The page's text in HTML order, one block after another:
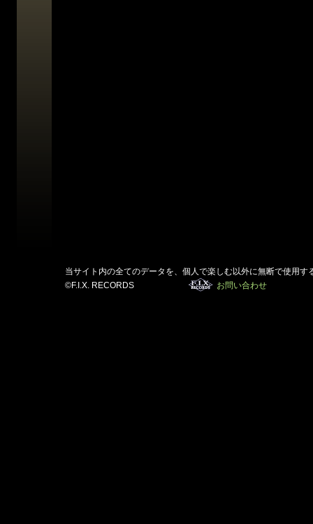
当サイト内の全てのデータを、個人で楽しむ以外に無断で使用す
©F.I.X. RECORDS
お問い合わせ